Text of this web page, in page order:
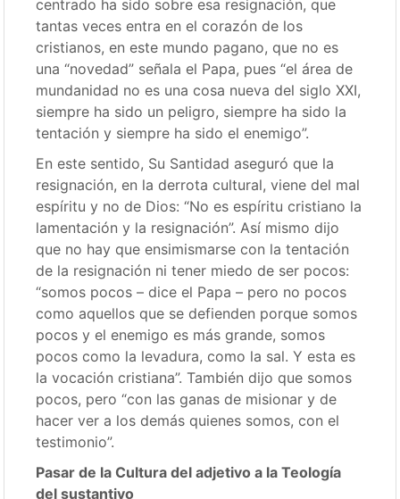
centrado ha sido sobre esa resignación, que
tantas veces entra en el corazón de los
cristianos, en este mundo pagano, que no es
una “novedad” señala el Papa, pues “el área de
mundanidad no es una cosa nueva del siglo XXI,
siempre ha sido un peligro, siempre ha sido la
tentación y siempre ha sido el enemigo”.
En este sentido, Su Santidad aseguró que la
resignación, en la derrota cultural, viene del mal
espíritu y no de Dios: “No es espíritu cristiano la
lamentación y la resignación”. Así mismo dijo
que no hay que ensimismarse con la tentación
de la resignación ni tener miedo de ser pocos:
“somos pocos – dice el Papa – pero no pocos
como aquellos que se defienden porque somos
pocos y el enemigo es más grande, somos
pocos como la levadura, como la sal. Y esta es
la vocación cristiana”. También dijo que somos
pocos, pero “con las ganas de misionar y de
hacer ver a los demás quienes somos, con el
testimonio”.
Pasar de la Cultura del adjetivo a la Teología
del sustantivo